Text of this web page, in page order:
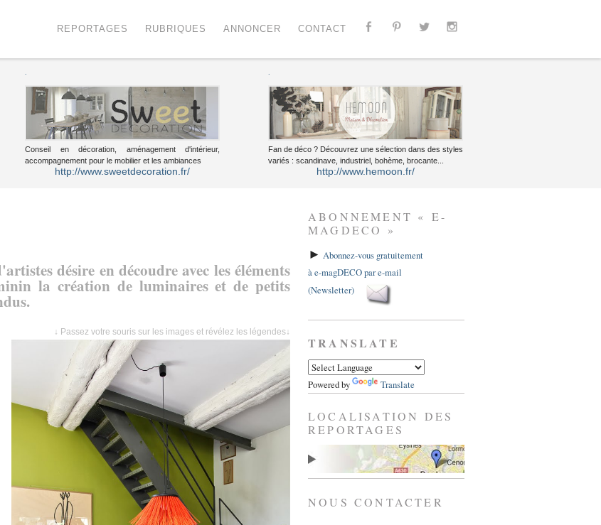
REPORTAGES RUBRIQUES ANNONCER CONTACT
Conseil en décoration, aménagement d'intérieur,
accompagnement pour le mobilier et les ambiances
http://www.sweetdecoration.fr/
Fan de déco ? Découvrez une sélection dans des styles
variés : scandinave, industriel, bohème, brocante...
http://www.hemoon.fr/
désire en découdre avec les éléments
la création de luminaires et de petits
↓ Passez votre souris sur les images et révélez les légendes↓
ABONNEMENT « E-
MAGDECO »
► Abonnez-vous gratuitement
à e-magDECO par e-mail
(Newsletter)
TRANSLATE
Powered by Translate
LOCALISATION DES
REPORTAGES
NOUS CONTACTER